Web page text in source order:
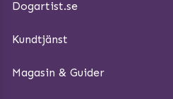
Dogartist.se
Kundtjänst
Ångra Köp
Magasin & Guider
Hundbäddar